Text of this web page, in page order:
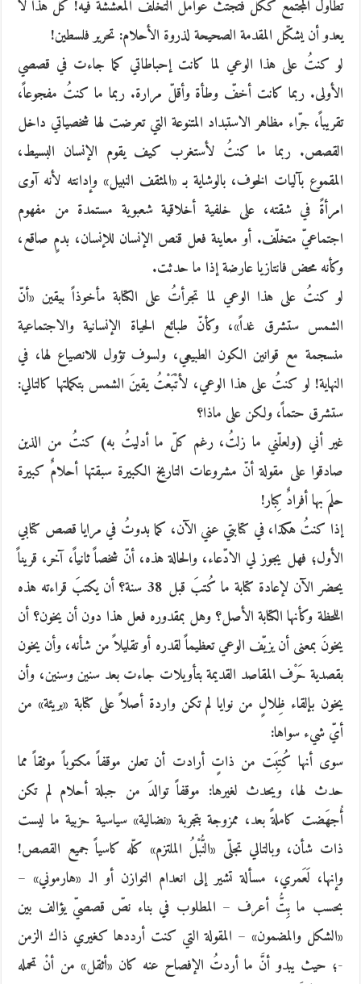
تطاول المجتمع ككل فتجتثّ عوامل التخلّف المعششة فيه! كلّ هذا لا
يعدو أن يشكّل المقدمة الصحيحة لذروة الأحلام: تحرير فلسطين!
لو كنتُ على هذا الوعي لما كانت إحباطاتي كما جاءت في قصصي
الأولى. ربما كانت أخفّ وطأة وأقلّ مرارة. ربما ما كنتُ مفجوعاً،
تقريباً، جرّاء مظاهر الاستبداد المتنوعة التي تعرضت لها شخصياتي داخل
القصص. ربما ما كنتُ لأستغرب كيف يقوم الإنسان البسيط،
المقموع بآليات الخوف، بالوشاية بـ «المثقف النبيل» وإدانته لأنه آوى
امرأةً في شقته، على خلفية أخلاقية شعبوية مستمدة من مفهوم
اجتماعيّ متخلّف. أو معاينة فعل قنص الإنسان للإنسان، بدمٍ صاقع،
وكأنه محض فانتازيا عارضة إذا ما حدثت.
لو كنتُ على هذا الوعي لما تجرأتُ على الكتابة مأخوذاً بيقين «أنّ
الشمس ستشرق غداً»، وكأنّ طبائع الحياة الإنسانية والاجتماعية
منسجمة مع قوانين الكون الطبيعي، ولسوف تؤول للانصياع لها، في
النهاية! لو كنتُ على هذا الوعي، لأتْبَعْتُ يقينَ الشمس بتكملتها كالتالي:
ستشرق حتماً، ولكن على ماذا؟
غير أني (ولعلّني ما زلتُ، رغم كلّ ما أدليتُ به) كنتُ من الذين
صادقوا على مقولة أنّ مشروعات التاريخ الكبيرة سبقتها أحلامٌ كبيرة
حلمَ بها أفرادٌ كِبار!
إذا كنتُ هكذا، في كتابتي عني الآن، كما بدوتُ في مرايا قصص كتابي
الأول؛ فهل يجوز لي الادّعاء، والحالة هذه، أنّ شخصاً ثانياً، آخر، قريناً
يحضر الآن لإعادة كتابة ما كُتبَ قبل 38 سنة؟ أن يكتبَ قراءته هذه
اللحظة وكأنها الكتابة الأصل؟ وهل بمقدوره فعل هذا دون أن يخون؟ أن
يخونَ بمعنى أن يزيّف الوعي تعظيماً لقدره أو تقليلاً من شأنه، وأن يخون
بقصدية حَرْف المقاصد القديمة بتأويلات جاءت بعد سنين وسنين، وأن
يخون بإلقاء ظِلالٍ من نوايا لم تكن واردة أصلاً على كتابة «بريئة» من
أيّ شيء سواها:
سوى أنها كُتِبَت من ذاتٍ أرادت أن تعلن موقفاً مكتوباً موثقاً مما
حدث لها، ويحدث لغيرها: موقفاً توالدَ من جبلة أحلام لم تكن
أُجهَضت كاملةً بعد، ممزوجة بتجربة «نضالية» سياسية حزبية ما ليست
ذات شأن، وبالتالي تجلّى «النُّبْلُ الملتزم» كلّه كاسياً جميع القصص!
وإنها، لَعَمري، مسألة تشير إلى انعدام التوازن أو الـ «هارموني» –
بحسب ما بِتُّ أعرف – المطلوب في بناء نصّ قصصيّ يؤالف بين
«الشكل والمضمون» – المقولة التي كنت أرددها كغيري ذاك الزمن
-؛ حيث يبدو أنَّ ما أردتُ الإفصاح عنه كان «أثقل» من أنْ تحمله